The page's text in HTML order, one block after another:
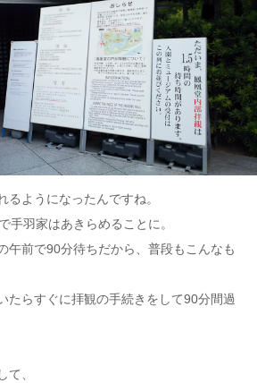
るようになったんですね。
手羽家はあきらめることに。
午前で90分待ちだから、普段もこんなも
たらすぐに拝観の手続きをして90分間過
て、